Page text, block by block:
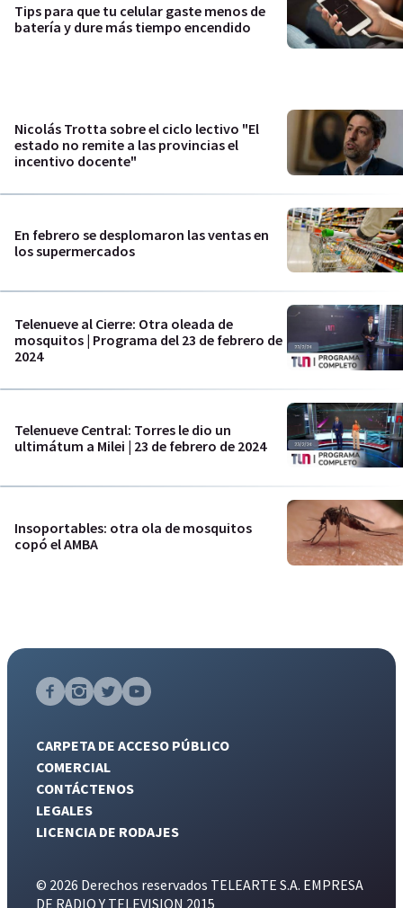
Tips para que tu celular gaste menos de
batería y dure más tiempo encendido
Nicolás Trotta sobre el ciclo lectivo "El
estado no remite a las provincias el
incentivo docente"
En febrero se desplomaron las ventas en
los supermercados
Telenueve al Cierre: Otra oleada de
mosquitos | Programa del 23 de febrero de
2024
Telenueve Central: Torres le dio un
ultimátum a Milei | 23 de febrero de 2024
Insoportables: otra ola de mosquitos
copó el AMBA
CARPETA DE ACCESO PÚBLICO
COMERCIAL
CONTÁCTENOS
LEGALES
LICENCIA DE RODAJES
© 2026 Derechos reservados TELEARTE S.A. EMPRESA
DE RADIO Y TELEVISION 2015